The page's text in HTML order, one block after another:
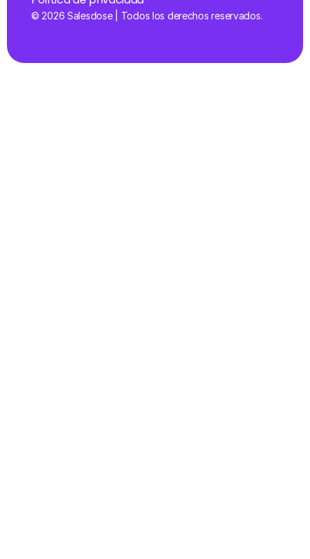
© 2026 Salesdose | Todos los derechos reservados.